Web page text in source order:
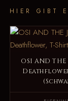
HIER GIBT
OSI AND THE